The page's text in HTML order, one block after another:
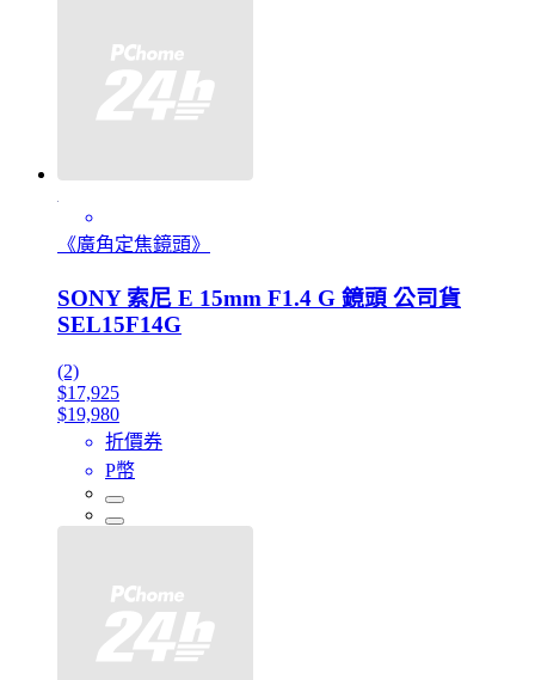
《廣角定焦鏡頭》
SONY 索尼 E 15mm F1.4 G 鏡頭 公司貨
SEL15F14G
(2)
$17,925
$19,980
折價券
P幣